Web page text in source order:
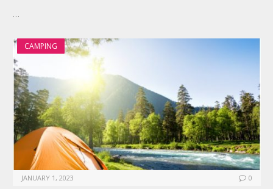
…
CAMPING
JANUARY 1, 2023 0